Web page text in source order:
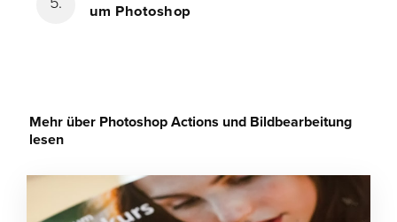
um Photoshop
Mehr über Photoshop Actions und Bildbearbeitung
lesen